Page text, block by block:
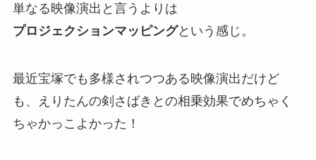
単なる映像演出と言うよりは
プロジェクションマッピングという感じ。
最近宝塚でも多様されつつある映像演出だけど
も、えりたんの剣さばきとの相乗効果でめちゃく
ちゃかっこよかった！